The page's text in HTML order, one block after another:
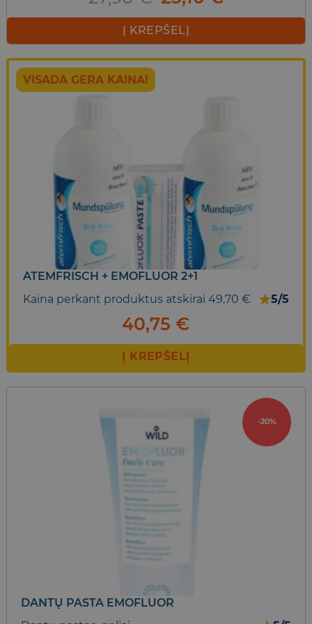
price
was:
27,90 €.
price
25,10 €.
Į KREPŠELĮ
VISADA GERA KAINA!
ATEMFRISCH + EMOFLUOR 2+1
Kaina perkant produktus atskirai 49,70 €
★5/5
40,75€
Į KREPŠELĮ
-20%
DANTŲ PASTA EMOFLUOR